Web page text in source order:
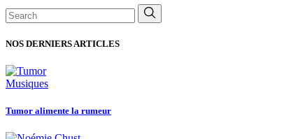
Search
for:
NOS DERNIERS ARTICLES
Musiques
Tumor alimente la rumeur